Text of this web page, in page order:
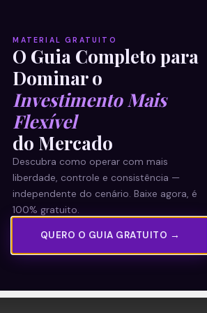
MATERIAL GRATUITO
O Guia Completo para
Dominar o
Investimento Mais
Flexível
do Mercado
Descubra como operar com mais
liberdade, controle e consistência —
independente do cenário. Baixe agora, é
100% gratuito.
QUERO O GUIA GRATUITO →